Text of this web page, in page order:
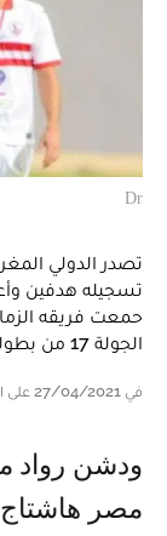
Dr
تصدر الدولي
تسجيله هدفين
حمعت فريقه
الجولة 17 من بطولة الدوري المصري الممتاز.
في 27/04/2021 على الساعة 15:32
ودشن رواد مواقع التواصل الاجتماعي في
مصر هاشتاج